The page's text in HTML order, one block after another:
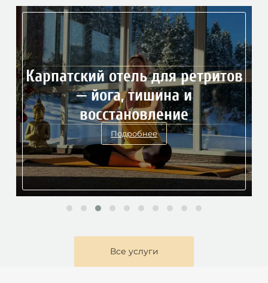
Карпатский отель для ретритов
— йога, тишина и
восстановление
Подробнее
Все услуги